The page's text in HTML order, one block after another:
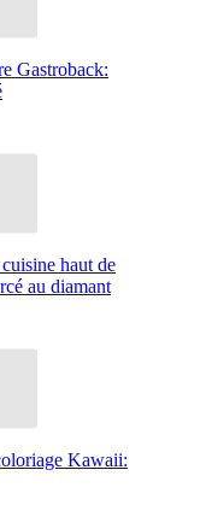
Gastroback:
haut de
au diamant
Kawaii: